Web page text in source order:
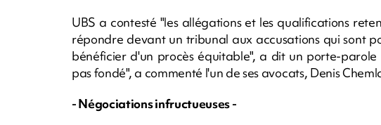
UBS a contesté "les allégations et les qualifications
répondre devant un tribunal aux accusations qui sont
bénéficier d'un procès équitable", a dit un porte-parole
pas fondé", a commenté l'un de ses avocats, Denis
- Négociations infructueuses -